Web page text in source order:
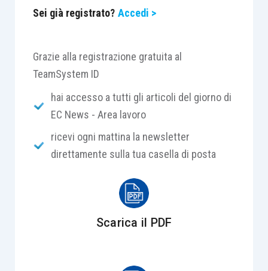
Sei già registrato? Accedi >
Grazie alla registrazione gratuita al
TeamSystem ID
hai accesso a tutti gli articoli del giorno di
EC News - Area lavoro
ricevi ogni mattina la newsletter
direttamente sulla tua casella di posta
Scarica il PDF